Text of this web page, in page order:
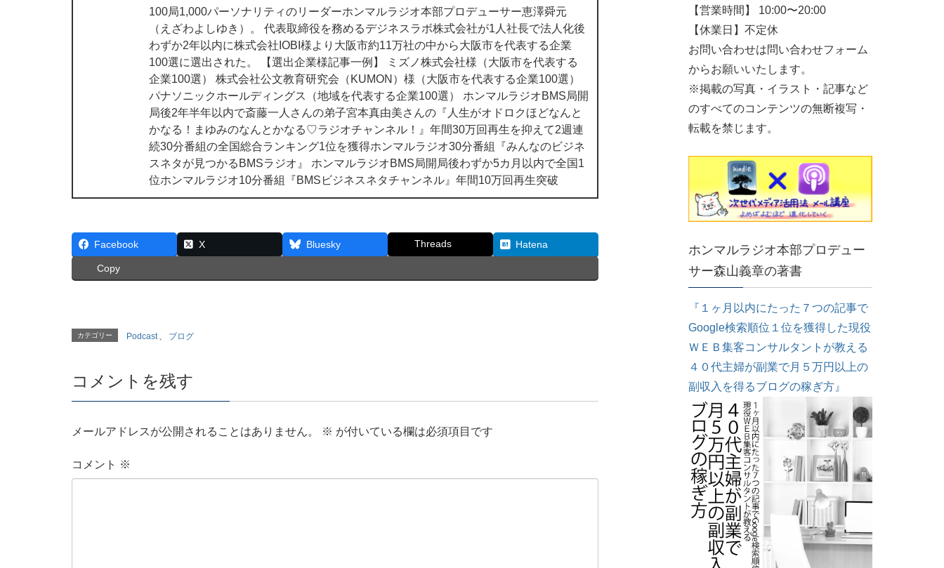
使
っ
て
く
だ
さ
い。
100局1,000パーソナリティのリーダーホンマルラジオ本部プロデューサー恵澤舜元
（えざわよしゆき）。 代表取締役を務めるデジネスラボ株式会社が1人社長で法人化後
わずか2年以内に株式会社IOBI様より大阪市約11万社の中から大阪市を代表する企業
100選に選出された。 【選出企業様記事一例】 ミズノ株式会社様（大阪市を代表する
企業100選） 株式会社公文教育研究会（KUMON）様（大阪市を代表する企業100選）
パナソニックホールディングス（地域を代表する企業100選） ホンマルラジオBMS局開
局後2年半年以内で斎藤一人さんの弟子宮本真由美さんの『人生がオドロクほどなんと
かなる！まゆみのなんとかなる♡ラジオチャンネル！』年間30万回再生を抑えて2週連
続30分番組の全国総合ランキング1位を獲得ホンマルラジオ30分番組『みんなのビジネ
スネタが見つかるBMSラジオ』 ホンマルラジオBMS局開局後わずか5カ月以内で全国1
位ホンマルラジオ10分番組『BMSビジネスネタチャンネル』年間10万回再生突破
Facebook X Bluesky Threads Hatena
Copy
カテゴリー Podcast ブログ
コメントを残す
メールアドレスが公開されることはありません。 ※ が付いている欄は必須項目です
コメント ※
【営業時間】 10:00〜20:00
【休業日】不定休
お問い合わせは問い合わせフォーム
からお願いいたします。
※掲載の写真・イラスト・記事など
のすべてのコンテンツの無断複写・
転載を禁じます。
ホンマルラジオ本部プロデュー
サー森山義章の著書
『１ヶ月以内にたった７つの記事で
Google検索順位１位を獲得した現役
ＷＥＢ集客コンサルタントが教える
４０代主婦が副業で月５万円以上の
副収入を得るブログの稼ぎ方』